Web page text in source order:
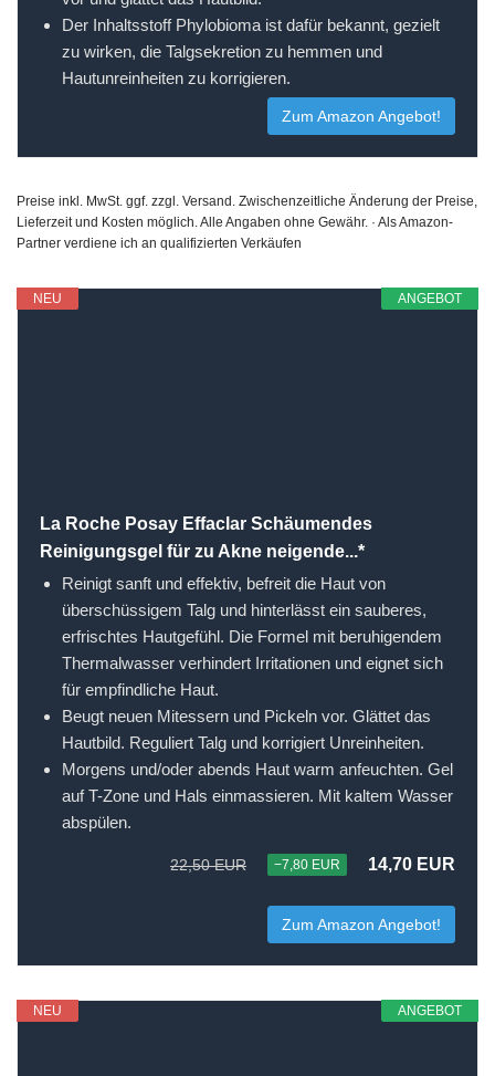
Der Inhaltsstoff Phylobioma ist dafür bekannt, gezielt
zu wirken, die Talgsekretion zu hemmen und
Hautunreinheiten zu korrigieren.
Zum Amazon Angebot!
Preise inkl. MwSt. ggf. zzgl. Versand. Zwischenzeitliche Änderung der Preise,
Lieferzeit und Kosten möglich. Alle Angaben ohne Gewähr. · Als Amazon-
Partner verdiene ich an qualifizierten Verkäufen
ANGEBOT
NEU
La Roche Posay Effaclar Schäumendes
Reinigungsgel für zu Akne neigende...*
Reinigt sanft und effektiv, befreit die Haut von
überschüssigem Talg und hinterlässt ein sauberes,
erfrischtes Hautgefühl. Die Formel mit beruhigendem
Thermalwasser verhindert Irritationen und eignet sich
für empfindliche Haut.
Beugt neuen Mitessern und Pickeln vor. Glättet das
Hautbild. Reguliert Talg und korrigiert Unreinheiten.
Morgens und/oder abends Haut warm anfeuchten. Gel
auf T-Zone und Hals einmassieren. Mit kaltem Wasser
abspülen.
22,50 EUR −7,80 EUR 14,70 EUR
Zum Amazon Angebot!
ANGEBOT
NEU